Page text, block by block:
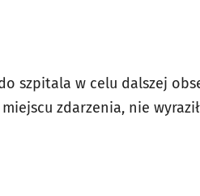
szpitala w celu dalszej
zdarzenia, nie